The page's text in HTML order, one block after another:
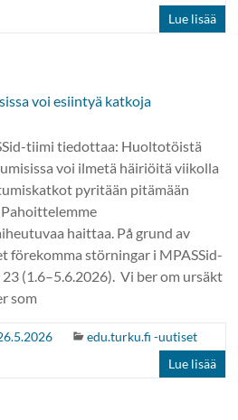
Lue lisää
voi esiintyä katkoja
tiimi tiedottaa: Huoltotöistä
voi ilmetä häiriöitä viikolla
pyritään pitämään
haittaa. På grund av
förekomma störningar i MPASSid-
(1.6–5.6.2026). Vi ber om ursäkt
som
edu.turku.fi -uutiset
Lue lisää